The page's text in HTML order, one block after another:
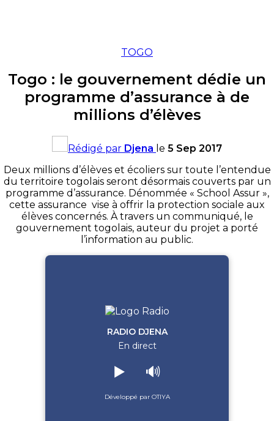
TOGO
Togo : le gouvernement dédie un
programme d’assurance à de
millions d’élèves
Rédigé par Djena le 5 Sep 2017
Deux millions d’élèves et écoliers sur toute l’entendue
du territoire togolais seront désormais couverts par un
programme d’assurance. Dénommée « School Assur »,
cette assurance vise à offrir la protection sociale aux
élèves concernés. À travers un communiqué, le
gouvernement togolais, auteur du projet a porté
l’information au public.
RADIO DJENA
En direct
▶️ 🔊
Développé par OTIYA